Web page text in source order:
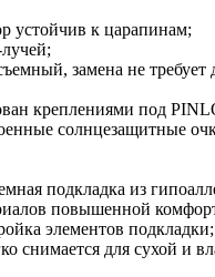
устойчив к царапинам;
замена не требует
креплениями под
солнцезащитные
подкладка из
повышенной
элементов подкладки;
снимается для сухой и